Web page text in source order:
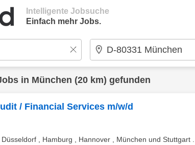
Intelligente Jobsuche
Einfach mehr Jobs.
in München (20 km) gefunden
/ Financial Services m/w/d
Düsseldorf , Hamburg , Hannover , München und Stuttgart